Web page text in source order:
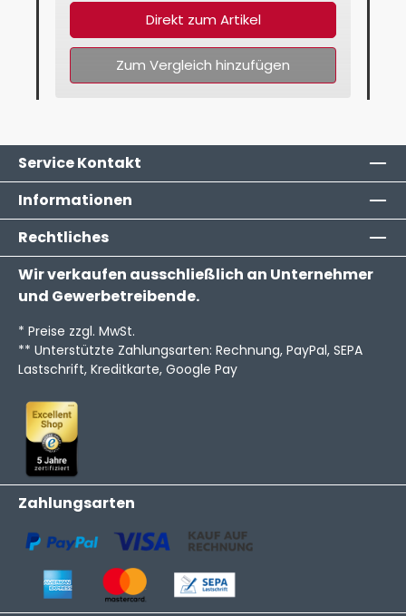
Direkt zum Artikel
Zum Vergleich hinzufügen
Service Kontakt
Informationen
Rechtliches
Wir verkaufen ausschließlich an Unternehmer
und Gewerbetreibende.
* Preise zzgl. MwSt.
** Unterstützte Zahlungsarten: Rechnung, PayPal, SEPA
Lastschrift, Kreditkarte, Google Pay
Zahlungsarten